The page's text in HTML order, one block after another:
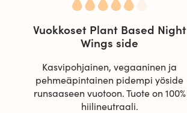
Vuokkoset Plant Based Night
Wings side
Kasvipohjainen, vegaaninen ja
pehmeäpintainen pidempi yöside
runsaaseen vuotoon. Tuote on 100%
hiilineutraali.